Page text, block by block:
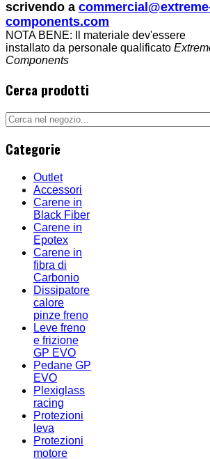
scrivendo a
components.com
NOTA BENE: Il materiale dev'essere
installato da personale qualificato
Components
Cerca prodotti
Categorie
Outlet
Accessori
Carene in
Black Fiber
Carene in
Epotex
Carene in
fibra di
Carbonio
Dissipatore
calore
pinze freno
Leve freno
e frizione
GP EVO
Pedane GP
EVO
Plexiglass
racing
Protezioni
leva
Protezioni
motore